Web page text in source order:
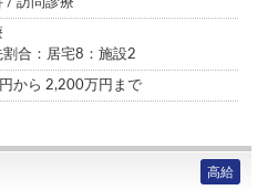
/ 訪問診療
割合：居宅8：施設2
から 2,200万円まで
高給